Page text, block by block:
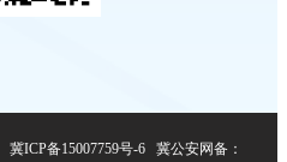
冀ICP备15007759号-6
冀公安网备：